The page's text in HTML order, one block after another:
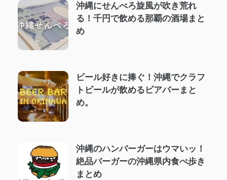
沖縄にせんべろ旋風が吹き荒れ
る！千円で飲める那覇の酒場まと
め
ビール好きに捧ぐ！沖縄でクラフ
トビールが飲めるビアバーまと
め。
沖縄のハンバーガーはウマいッ！
絶品バーガーの沖縄県内食べ歩き
まとめ